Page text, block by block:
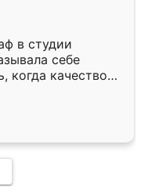
в студии
себе
когда качеством
уже почти